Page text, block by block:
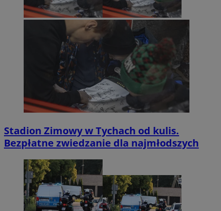
Stadion Zimowy w Tychach od kulis.
Bezpłatne zwiedzanie dla najmłodszych